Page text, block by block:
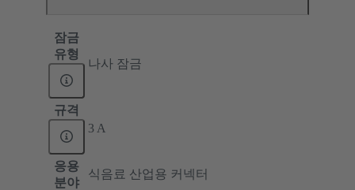
잠금
유형
나사 잠금
규격
3 A
응용
분야
식음료 산업용 커넥터